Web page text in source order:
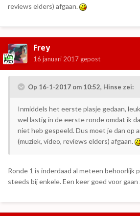
reviews elders) afgaan.
Frey
16 januari 2017 gepost
Op 16-1-2017 om 10:52, Hinse zei:
Inmiddels het eerste plasje gedaan,
wel lastig in de eerste ronde omdat ik
niet heb gespeeld. Dus moet je dan op
(muziek, video, reviews elders) afgaan.
Ronde 1 is inderdaad al meteen behoorlijk
steeds bij enkele. Een keer goed voor